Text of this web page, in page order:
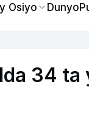
Osiyo Dunyo
34 ta